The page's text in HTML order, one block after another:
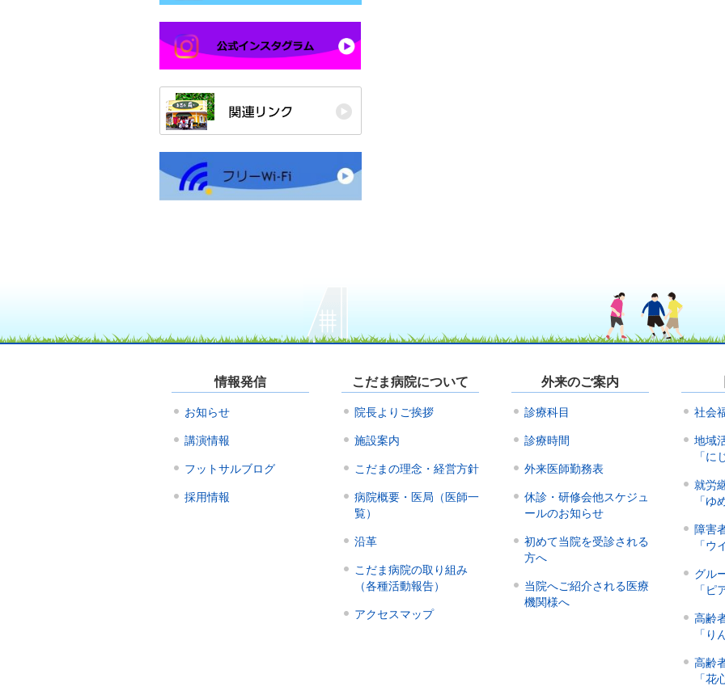
情報発信
お知らせ
講演情報
フットサルブログ
採用情報
こだま病院について
院長よりご挨拶
施設案内
こだまの理念・経営方針
病院概要・医局（医師一
覧）
沿革
こだま病院の取り組み
（各種活動報告）
アクセスマップ
外来のご案内
診療科目
診療時間
外来医師勤務表
休診・研修会他スケジュ
ールのお知らせ
初めて当院を受診される
方へ
当院へご紹介される医療
機関様へ
社会
地域
「に
就労
「ゆ
障害
「ウ
グル
「ピ
高齢
「り
高齢
「花